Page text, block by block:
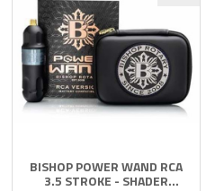
BISHOP POWER WAND RCA
3.5 STROKE - SHADER